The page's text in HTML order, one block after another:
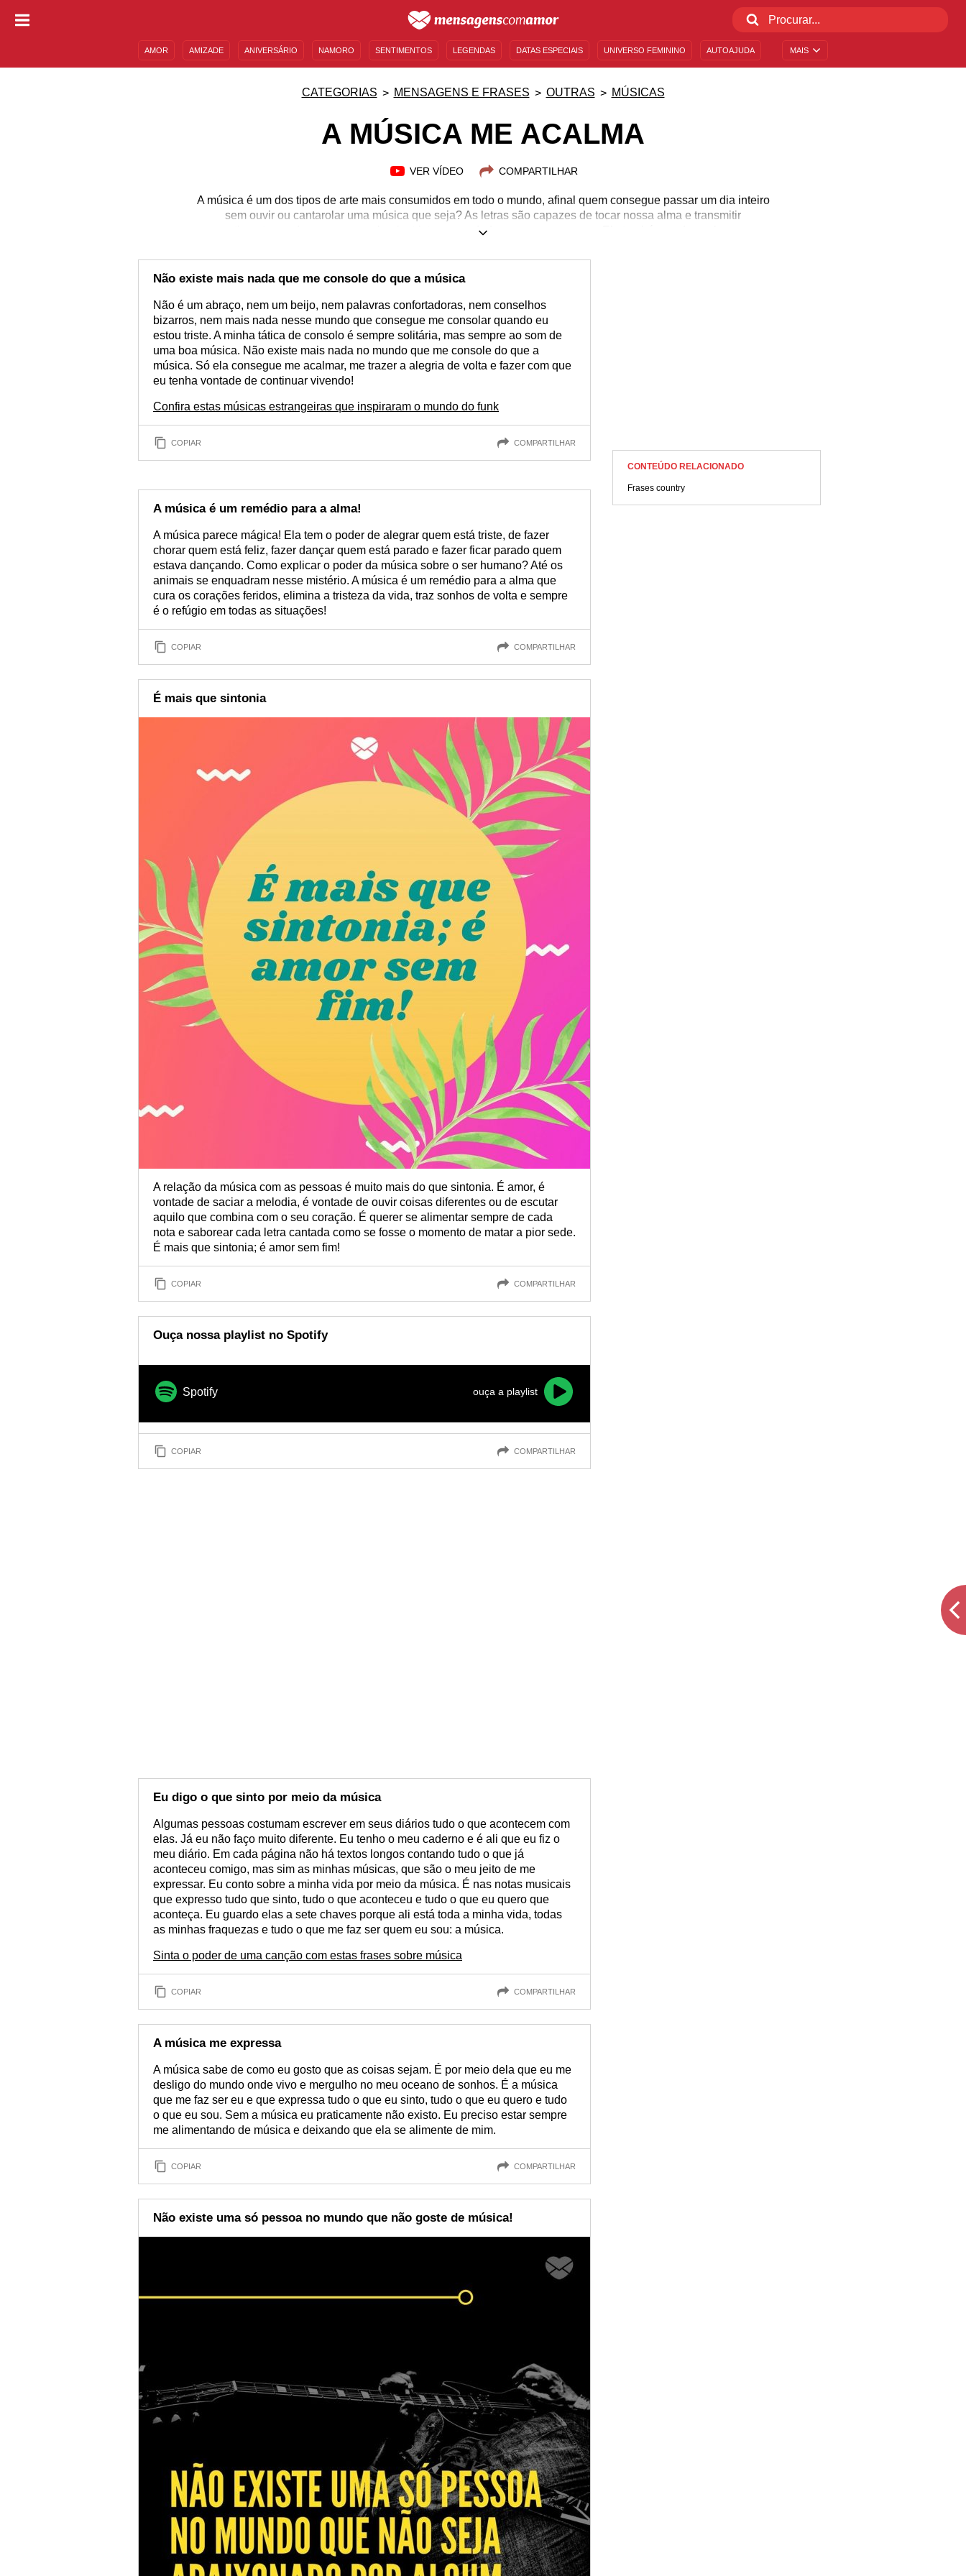
MAIS
AMOR AMIZADE ANIVERSÁRIO NAMORO SENTIMENTOS LEGENDAS DATAS ESPECIAIS UNIVERSO FEMININO AUTOAJUDA
CATEGORIAS MENSAGENS E FRASES OUTRAS MÚSICAS
A MÚSICA ME ACALMA
VER VÍDEO COMPARTILHAR
A música é um dos tipos de arte mais consumidos em todo o mundo, afinal quem consegue passar um dia inteiro
sem ouvir ou cantarolar uma música que seja? As letras são capazes de tocar nossa alma e transmitir
sentimentos poderosos, como alegria, tristeza, saudade, amor e esperança. Ela também pode acalmar os
sentir esse turbilhão de sentimentos que ela transmite sem perder a tranquilidade. Confira estas mensagens
poderosas e entenda de uma vez por todas por que a música me acalma!
Não existe mais nada que me console do que a música
Não é um abraço, nem um beijo, nem palavras confortadoras, nem conselhos
bizarros, nem mais nada nesse mundo que consegue me consolar quando eu
estou triste. A minha tática de consolo é sempre solitária, mas sempre ao som de
uma boa música. Não existe mais nada no mundo que me console do que a
música. Só ela consegue me acalmar, me trazer a alegria de volta e fazer com que
eu tenha vontade de continuar vivendo!
Confira estas músicas estrangeiras que inspiraram o mundo do funk
COPIAR COMPARTILHAR
A música é um remédio para a alma!
A música parece mágica! Ela tem o poder de alegrar quem está triste, de fazer
chorar quem está feliz, fazer dançar quem está parado e fazer ficar parado quem
estava dançando. Como explicar o poder da música sobre o ser humano? Até os
animais se enquadram nesse mistério. A música é um remédio para a alma que
cura os corações feridos, elimina a tristeza da vida, traz sonhos de volta e sempre
é o refúgio em todas as situações!
COPIAR COMPARTILHAR
É mais que sintonia
A relação da música com as pessoas é muito mais do que sintonia. É amor, é
vontade de saciar a melodia, é vontade de ouvir coisas diferentes ou de escutar
aquilo que combina com o seu coração. É querer se alimentar sempre de cada
nota e saborear cada letra cantada como se fosse o momento de matar a pior sede.
É mais que sintonia; é amor sem fim!
COPIAR COMPARTILHAR
Ouça nossa playlist no Spotify
Spotify ouça a playlist
COPIAR COMPARTILHAR
Eu digo o que sinto por meio da música
Algumas pessoas costumam escrever em seus diários tudo o que acontecem com
elas. Já eu não faço muito diferente. Eu tenho o meu caderno e é ali que eu fiz o
meu diário. Em cada página não há textos longos contando tudo o que já
aconteceu comigo, mas sim as minhas músicas, que são o meu jeito de me
expressar. Eu conto sobre a minha vida por meio da música. É nas notas musicais
que expresso tudo que sinto, tudo o que aconteceu e tudo o que eu quero que
aconteça. Eu guardo elas a sete chaves porque ali está toda a minha vida, todas
as minhas fraquezas e tudo o que me faz ser quem eu sou: a música.
Sinta o poder de uma canção com estas frases sobre música
COPIAR COMPARTILHAR
A música me expressa
A música sabe de como eu gosto que as coisas sejam. É por meio dela que eu me
desligo do mundo onde vivo e mergulho no meu oceano de sonhos. É a música
que me faz ser eu e que expressa tudo o que eu sinto, tudo o que eu quero e tudo
o que eu sou. Sem a música eu praticamente não existo. Eu preciso estar sempre
me alimentando de música e deixando que ela se alimente de mim.
COPIAR COMPARTILHAR
Não existe uma só pessoa no mundo que não goste de música!
CONTEÚDO RELACIONADO
Frases country